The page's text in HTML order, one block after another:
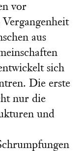
vor
aus
sich
Die erste
nur die
und